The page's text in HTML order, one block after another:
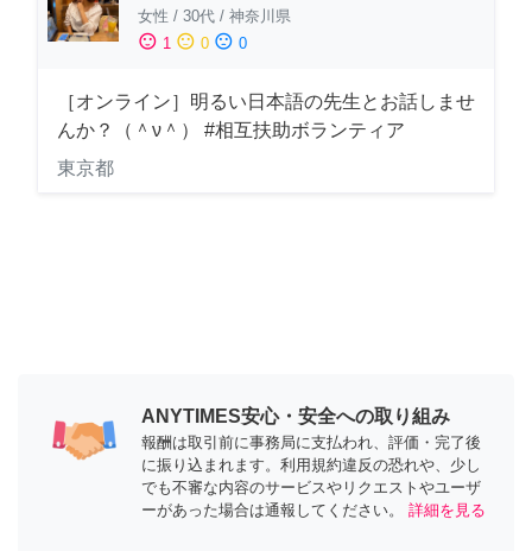
女性 / 30代 / 神奈川県
sentiment_satisfied 1 sentiment_neutral 0 sentiment_dissatisfied 0
［オンライン］明るい日本語の先生とお話しませ
んか？（＾ν＾） #相互扶助ボランティア
東京都
ANYTIMES安心・安全への取り組み
報酬は取引前に事務局に支払われ、評価・完了後
に振り込まれます。利用規約違反の恐れや、少し
でも不審な内容のサービスやリクエストやユーザ
ーがあった場合は通報してください。
詳細を見る